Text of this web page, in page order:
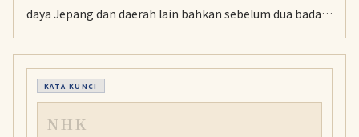
daya Jepang dan daerah lain bahkan sebelum dua badai
yang mendekat tiba. Warga diminta ekstra waspada
terhadap longsor, banjir, dan bencana lain terkait hujan.
KATA KUNCI
NHK